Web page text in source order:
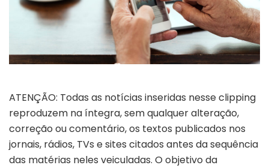
ATENÇÃO: Todas as notícias inseridas nesse clipping
reproduzem na íntegra, sem qualquer alteração,
correção ou comentário, os textos publicados nos
jornais, rádios, TVs e sites citados antes da sequência
das matérias neles veiculadas. O objetivo da